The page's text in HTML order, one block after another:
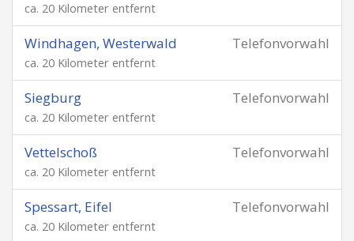
ca. 20 Kilometer entfernt
Telefonvorwahl
Windhagen, Westerwald
ca. 20 Kilometer entfernt
Telefonvorwahl
Siegburg
ca. 20 Kilometer entfernt
Telefonvorwahl
Vettelschoß
ca. 20 Kilometer entfernt
Telefonvorwahl
Spessart, Eifel
ca. 20 Kilometer entfernt